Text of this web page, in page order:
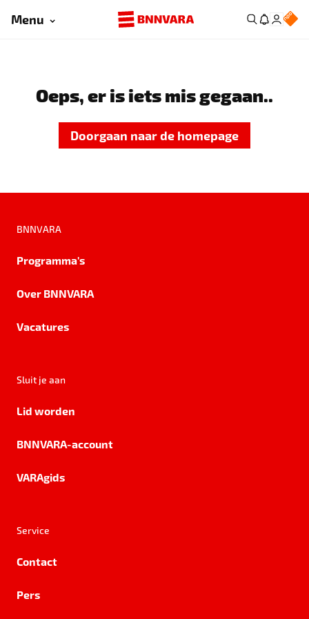
Menu
Oeps, er is iets mis gegaan..
Doorgaan naar de homepage
BNNVARA
Programma's
Over BNNVARA
Vacatures
Sluit je aan
Lid worden
BNNVARA-account
VARAgids
Service
Contact
Pers